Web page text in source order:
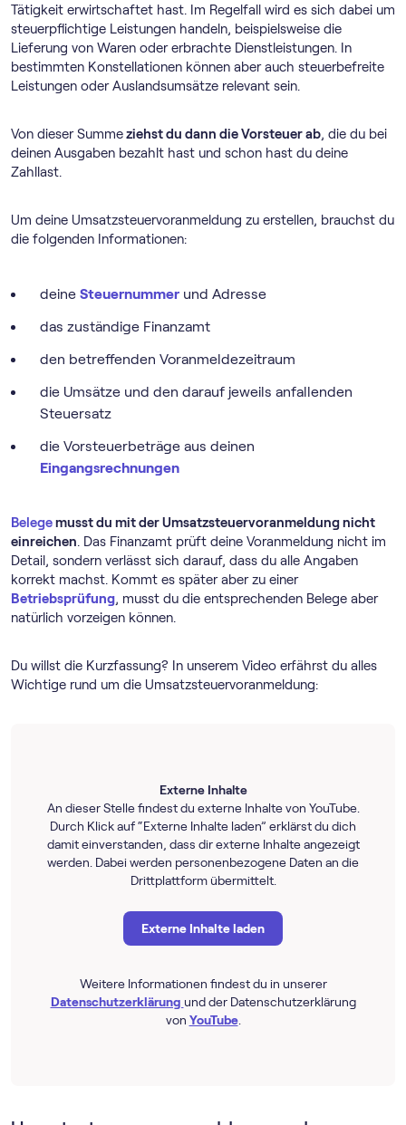
Tätigkeit erwirtschaftet hast. Im Regelfall wird es sich dabei um
steuerpflichtige Leistungen handeln, beispielsweise die
Lieferung von Waren oder erbrachte Dienstleistungen. In
bestimmten Konstellationen können aber auch steuerbefreite
Leistungen oder Auslandsumsätze relevant sein.
Von dieser Summeziehst du dann die Vorsteuer ab, die du bei
deinen Ausgaben bezahlt hast und schon hast du deine
Zahllast.
Um deine Umsatz­steuer­voranmeldung zu erstellen, brauchst du
die folgenden Informationen:
deine Steuernummer und Adresse
das zuständige Finanzamt
den betreffenden Voranmeldezeitraum
die Umsätze und den darauf jeweils anfallenden
Steuersatz
die Vorsteuerbeträge aus deinen
Eingangsrechnungen
Belegemusst du mit der Umsatz­steuer­voranmeldung nicht
einreichen. Das Finanzamt prüft deine Voranmeldung nicht im
Detail, sondern verlässt sich darauf, dass du alle Angaben
korrekt machst. Kommt es später aber zu einer
Betriebsprüfung, musst du die entsprechenden Belege aber
natürlich vorzeigen können.
Du willst die Kurzfassung? In unserem Video erfährst du alles
Wichtige rund um die Umsatz­steuer­voranmeldung:
Externe Inhalte
An dieser Stelle findest du externe Inhalte von YouTube.
Durch Klick auf “Externe Inhalte laden” erklärst du dich
damit einverstanden, dass dir externe Inhalte angezeigt
werden. Dabei werden personenbezogene Daten an die
Drittplattform übermittelt.
Externe Inhalte laden
Weitere Informationen findest du in unserer
Datenschutzerklärung und der Datenschutzerklärung
von YouTube.